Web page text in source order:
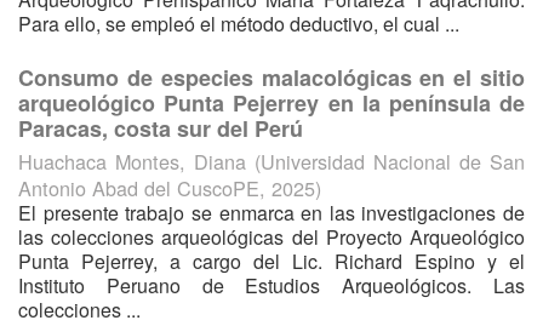
Para ello, se empleó el método deductivo, el cual ...
Consumo de especies malacológicas en el sitio
arqueológico Punta Pejerrey en la península de
Paracas, costa sur del Perú
Huachaca Montes, Diana (Universidad Nacional de San
Antonio Abad del CuscoPE, 2025)
El presente trabajo se enmarca en las investigaciones de
las colecciones arqueológicas del Proyecto Arqueológico
Punta Pejerrey, a cargo del Lic. Richard Espino y el
Instituto Peruano de Estudios Arqueológicos. Las
colecciones ...